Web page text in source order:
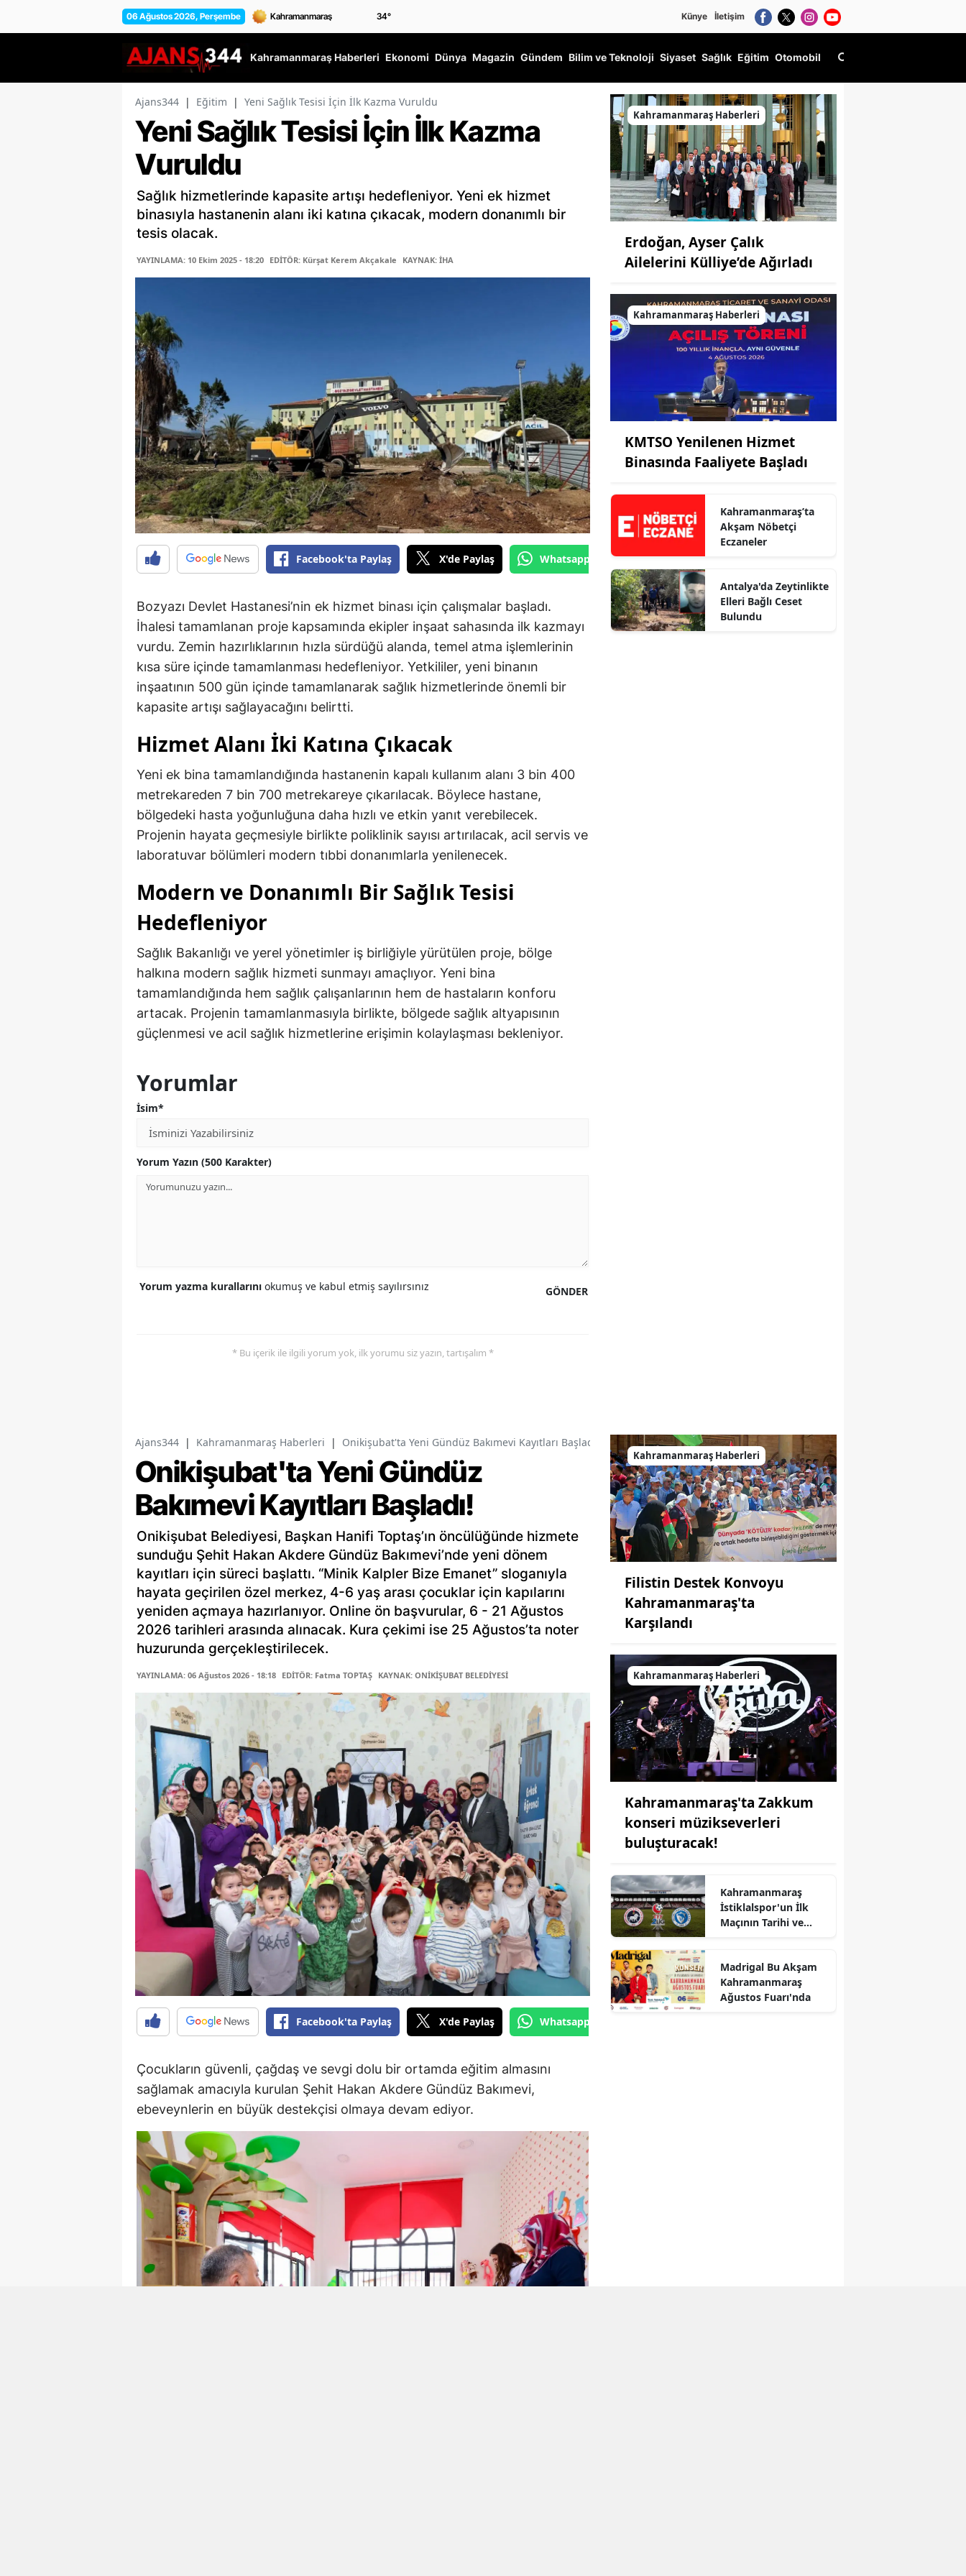
06 Ağustos 2026, Perşembe 34° Künye İletişim
Kahramanmaraş Haberleri Ekonomi Dünya Magazin Gündem Bilim ve Teknoloji Siyaset Sağlık Eğitim Otomobil
Ajans344 | Eğitim | Yeni Sağlık Tesisi İçin İlk Kazma Vuruldu
Yeni Sağlık Tesisi İçin İlk Kazma
Vuruldu
Sağlık hizmetlerinde kapasite artışı hedefleniyor. Yeni ek hizmet
binasıyla hastanenin alanı iki katına çıkacak, modern donanımlı bir
tesis olacak.
YAYINLAMA: 10 Ekim 2025 - 18:20 EDİTÖR: Kürşat Kerem Akçakale KAYNAK: İHA
Facebook'ta Paylaş X'de Paylaş Whatsapp'tan Gönder
Bozyazı Devlet Hastanesi’nin ek hizmet binası için çalışmalar başladı.
İhalesi tamamlanan proje kapsamında ekipler inşaat sahasında ilk kazmayı
vurdu. Zemin hazırlıklarının hızla sürdüğü alanda, temel atma işlemlerinin
kısa süre içinde tamamlanması hedefleniyor. Yetkililer, yeni binanın
inşaatının 500 gün içinde tamamlanarak sağlık hizmetlerinde önemli bir
kapasite artışı sağlayacağını belirtti.
Hizmet Alanı İki Katına Çıkacak
Yeni ek bina tamamlandığında hastanenin kapalı kullanım alanı 3 bin 400
metrekareden 7 bin 700 metrekareye çıkarılacak. Böylece hastane,
bölgedeki hasta yoğunluğuna daha hızlı ve etkin yanıt verebilecek.
Projenin hayata geçmesiyle birlikte poliklinik sayısı artırılacak, acil servis ve
laboratuvar bölümleri modern tıbbi donanımlarla yenilenecek.
Modern ve Donanımlı Bir Sağlık Tesisi
Hedefleniyor
Sağlık Bakanlığı ve yerel yönetimler iş birliğiyle yürütülen proje, bölge
halkına modern sağlık hizmeti sunmayı amaçlıyor. Yeni bina
tamamlandığında hem sağlık çalışanlarının hem de hastaların konforu
artacak. Projenin tamamlanmasıyla birlikte, bölgede sağlık altyapısının
güçlenmesi ve acil sağlık hizmetlerine erişimin kolaylaşması bekleniyor.
Yorumlar
İsim*
Yorum Yazın (500 Karakter)
GÖNDER
Yorum yazma kurallarını okumuş ve kabul etmiş sayılırsınız
* Bu içerik ile ilgili yorum yok, ilk yorumu siz yazın, tartışalım *
Kahramanmaraş Haberleri
Erdoğan, Ayser Çalık
Ailelerini Külliye’de Ağırladı
Kahramanmaraş Haberleri
KMTSO Yenilenen Hizmet
Binasında Faaliyete Başladı
Kahramanmaraş’ta
Akşam Nöbetçi
Eczaneler
Antalya'da Zeytinlikte
Elleri Bağlı Ceset
Bulundu
Ajans344 | Kahramanmaraş Haberleri | Onikişubat'ta Yeni Gündüz Bakımevi Kayıtları Başladı!
Onikişubat'ta Yeni Gündüz
Bakımevi Kayıtları Başladı!
Onikişubat Belediyesi, Başkan Hanifi Toptaş’ın öncülüğünde hizmete
sunduğu Şehit Hakan Akdere Gündüz Bakımevi’nde yeni dönem
kayıtları için süreci başlattı. “Minik Kalpler Bize Emanet” sloganıyla
hayata geçirilen özel merkez, 4-6 yaş arası çocuklar için kapılarını
yeniden açmaya hazırlanıyor. Online ön başvurular, 6 - 21 Ağustos
2026 tarihleri arasında alınacak. Kura çekimi ise 25 Ağustos’ta noter
huzurunda gerçekleştirilecek.
YAYINLAMA: 06 Ağustos 2026 - 18:18 EDİTÖR: Fatma TOPTAŞ KAYNAK: ONİKİŞUBAT BELEDİYESİ
Facebook'ta Paylaş X'de Paylaş Whatsapp'tan Gönder
Çocukların güvenli, çağdaş ve sevgi dolu bir ortamda eğitim almasını
sağlamak amacıyla kurulan Şehit Hakan Akdere Gündüz Bakımevi,
ebeveynlerin en büyük destekçisi olmaya devam ediyor.
Kahramanmaraş Haberleri
Filistin Destek Konvoyu
Kahramanmaraş'ta
Karşılandı
Kahramanmaraş Haberleri
Kahramanmaraş'ta Zakkum
konseri müzikseverleri
buluşturacak!
Kahramanmaraş
İstiklalspor'un İlk
Maçının Tarihi ve
Madrigal Bu Akşam
Kahramanmaraş
Ağustos Fuarı'nda